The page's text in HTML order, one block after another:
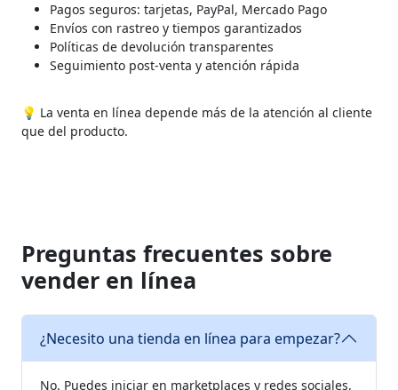
Pagos seguros: tarjetas, PayPal, Mercado Pago
Envíos con rastreo y tiempos garantizados
Políticas de devolución transparentes
Seguimiento post-venta y atención rápida
💡 La venta en línea depende más de la atención al cliente
que del producto.
Preguntas frecuentes sobre
vender en línea
¿Necesito una tienda en línea para empezar?
No. Puedes iniciar en marketplaces y redes sociales,